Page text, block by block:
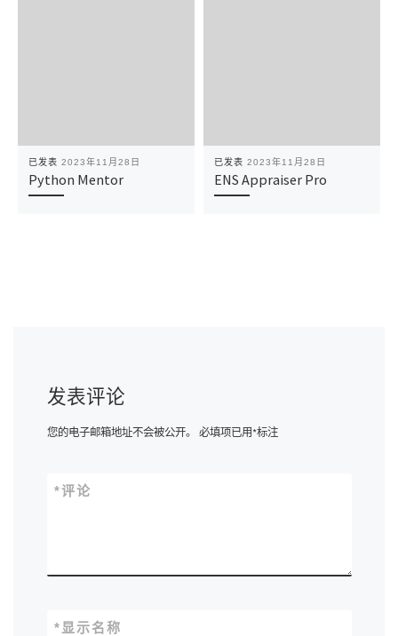
已发表 2023年11月28日
Python Mentor
已发表 2023年11月28日
ENS Appraiser Pro
发表评论
您的电子邮箱地址不会被公开。 必填项已用*标注
评论
*
显示名称
*